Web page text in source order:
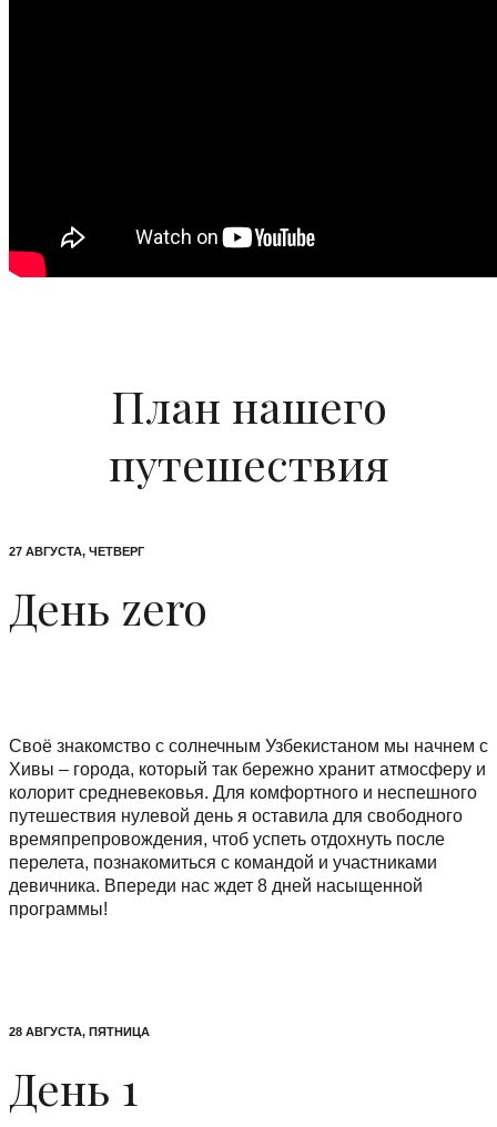
План нашего
путешествия
27 АВГУСТА, ЧЕТВЕРГ
День zero
Своё знакомство с солнечным Узбекистаном мы начнем с
Хивы – города, который так бережно хранит атмосферу и
колорит средневековья. Для комфортного и неспешного
путешествия нулевой день я оставила для свободного
времяпрепровождения, чтоб успеть отдохнуть после
перелета, познакомиться с командой и участниками
девичника. Впереди нас ждет 8 дней насыщенной
программы!
28 АВГУСТА, ПЯТНИЦА
День 1